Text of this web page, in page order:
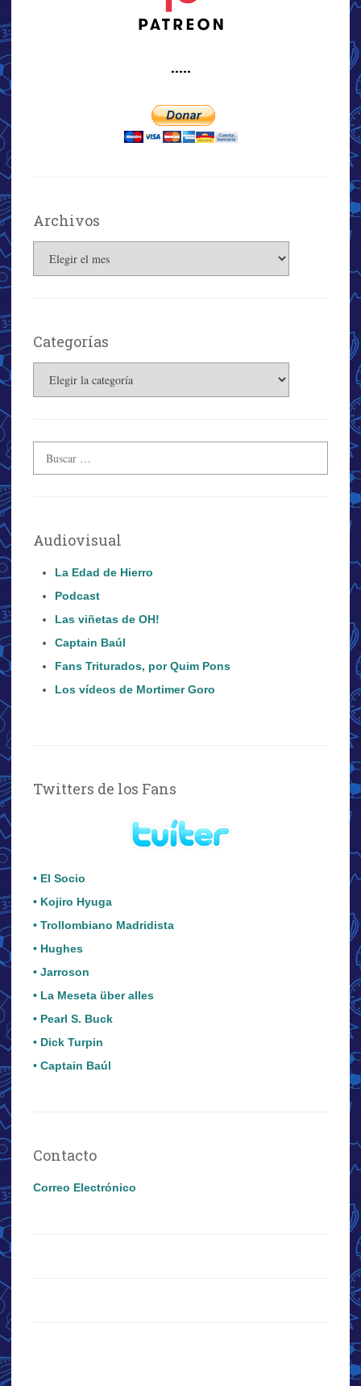
·····
Archivos
Categorías
Audiovisual
La Edad de Hierro
Podcast
Las viñetas de OH!
Captain Baúl
Fans Triturados, por Quim Pons
Los vídeos de Mortimer Goro
Twitters de los Fans
• El Socio
• Kojiro Hyuga
• Trollombiano Madridista
• Hughes
• Jarroson
• La Meseta über alles
• Pearl S. Buck
• Dick Turpin
• Captain Baúl
Contacto
Correo Electrónico